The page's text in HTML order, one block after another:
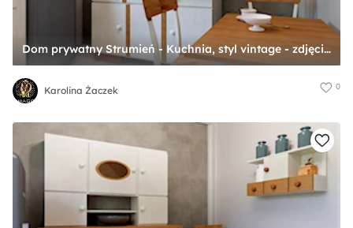
Dom prywatny Strumień - Kuchnia, styl vintage - zdjęcie od Karolina Żaczek
Karolina Żaczek 0